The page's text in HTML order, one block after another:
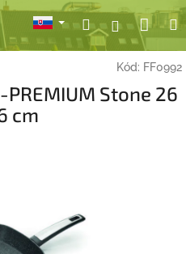
Hľadať
Kód: FF0992
Stone 26
cm